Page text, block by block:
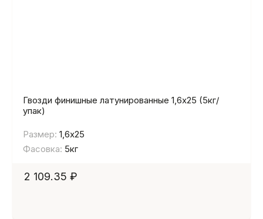
Гвозди финишные латунированные 1,6х25 (5кг/
упак)
Размер: 1,6х25
Фасовка: 5кг
2 109.35 ₽